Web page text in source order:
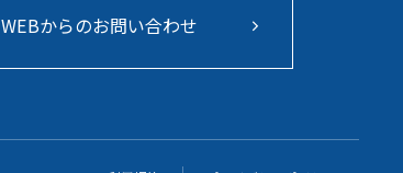
WEBからのお問い合わせ